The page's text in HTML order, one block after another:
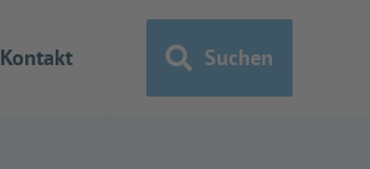
Kontakt Suchen